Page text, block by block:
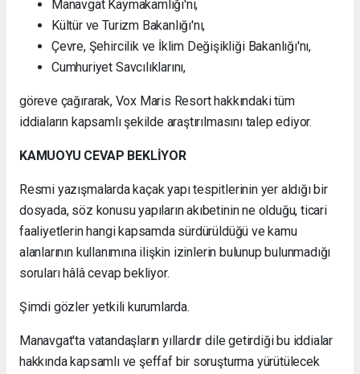
Manavgat Kaymakamlığı'nı,
Kültür ve Turizm Bakanlığı'nı,
Çevre, Şehircilik ve İklim Değişikliği Bakanlığı'nı,
Cumhuriyet Savcılıklarını,
göreve çağırarak, Vox Maris Resort hakkındaki tüm
iddiaların kapsamlı şekilde araştırılmasını talep ediyor.
KAMUOYU CEVAP BEKLİYOR
Resmi yazışmalarda kaçak yapı tespitlerinin yer aldığı bir
dosyada, söz konusu yapıların akıbetinin ne olduğu, ticari
faaliyetlerin hangi kapsamda sürdürüldüğü ve kamu
alanlarının kullanımına ilişkin izinlerin bulunup bulunmadığı
soruları hâlâ cevap bekliyor.
Şimdi gözler yetkili kurumlarda.
Manavgat'ta vatandaşların yıllardır dile getirdiği bu iddialar
hakkında kapsamlı ve şeffaf bir soruşturma yürütülecek